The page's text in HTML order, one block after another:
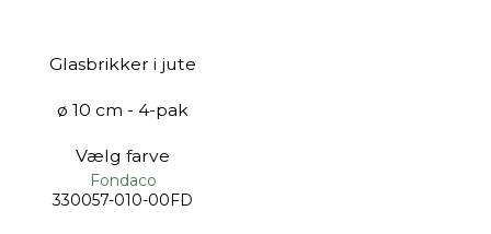
Glasbrikker i jute
ø 10 cm - 4-pak
Vælg farve
Fondaco
330057-010-00FD